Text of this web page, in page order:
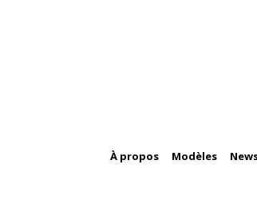
À propos Modèles